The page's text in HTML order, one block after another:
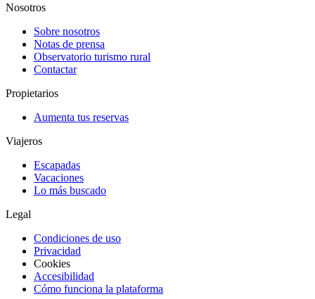
Nosotros
Sobre nosotros
Notas de prensa
Observatorio turismo rural
Contactar
Propietarios
Aumenta tus reservas
Viajeros
Escapadas
Vacaciones
Lo más buscado
Legal
Condiciones de uso
Privacidad
Cookies
Accesibilidad
Cómo funciona la plataforma